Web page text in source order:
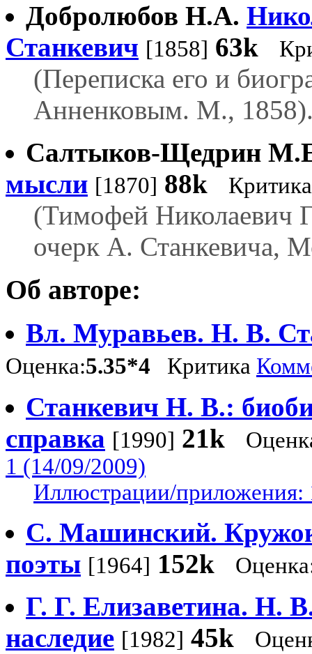
Добролюбов Н.А.
Станкевич [1858] 63k
(Переписка его и
Анненковым. М.,
Салтыков-Щедрин
мысли [1870] 88k Критика
(Тимофей Николаевич
очерк А. Станкевича,
Об авторе:
Вл. Муравьев. Н. В.
Оценка:5.35*4 Критика
Станкевич Н. В.:
справка [1990] 21k
1 (14/09/2009)
Иллюстрации/приложения:
С. Машинский.
поэты [1964] 152k
Г. Г. Елизаветина. Н.
наследие [1982] 45k